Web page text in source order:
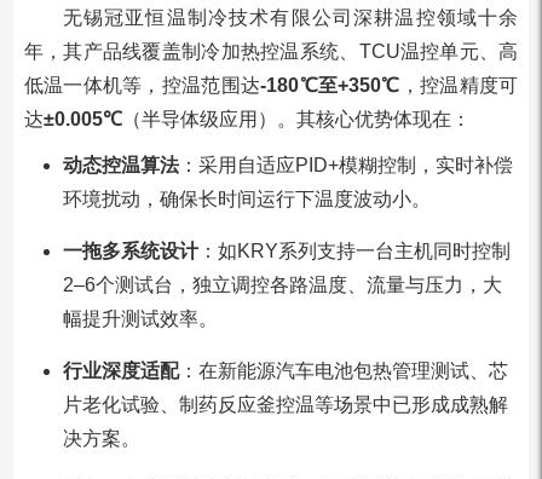
无锡冠亚恒温制冷技术有限公司深耕温控领域十余
年，其产品线覆盖制冷加热控温系统、TCU温控单元、高
低温一体机等，控温范围达-180℃至+350℃ ，控温精度可
达±0.005℃（半导体级应用）。其核心优势体现在：
动态控温算法：采用自适应PID+模糊控制，实时补偿
环境扰动，确保长时间运行下温度波动小。
一拖多系统设计：如KRY系列支持一台主机同时控制
2–6个测试台，独立调控各路温度、流量与压力，大
幅提升测试效率。
行业深度适配：在新能源汽车电池包热管理测试、芯
片老化试验、制药反应釜控温等场景中已形成成熟解
决方案。